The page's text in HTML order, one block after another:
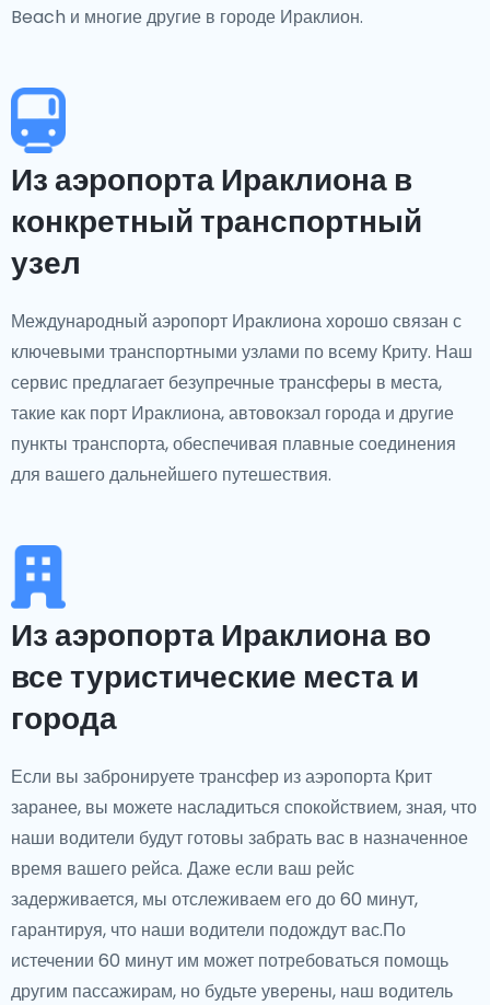
Beach и многие другие в городе Ираклион.
Из аэропорта Ираклиона в
конкретный транспортный
узел
Международный аэропорт Ираклиона хорошо связан с
ключевыми транспортными узлами по всему Криту. Наш
сервис предлагает безупречные трансферы в места,
такие как порт Ираклиона, автовокзал города и другие
пункты транспорта, обеспечивая плавные соединения
для вашего дальнейшего путешествия.
Из аэропорта Ираклиона во
все туристические места и
города
Если вы забронируете трансфер из аэропорта Крит
заранее, вы можете насладиться спокойствием, зная, что
наши водители будут готовы забрать вас в назначенное
время вашего рейса. Даже если ваш рейс
задерживается, мы отслеживаем его до 60 минут,
гарантируя, что наши водители подождут вас.По
истечении 60 минут им может потребоваться помощь
другим пассажирам, но будьте уверены, наш водитель